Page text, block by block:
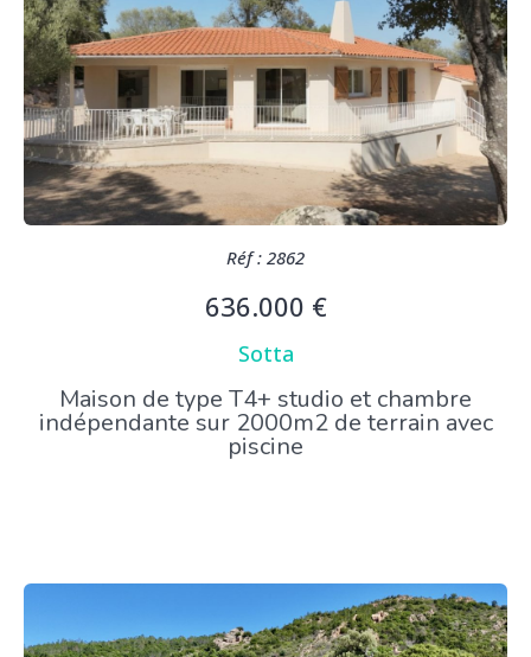
Réf : 2862
636.000 €
Sotta
Maison de type T4+ studio et chambre
indépendante sur 2000m2 de terrain avec
piscine